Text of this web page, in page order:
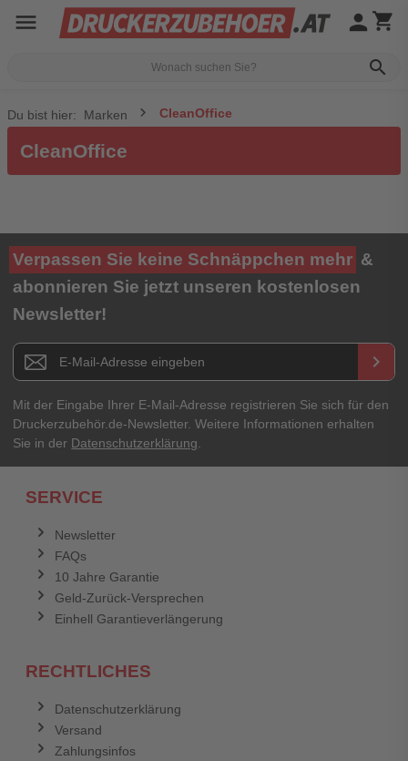
menu
search
person shopping_cart
Du bist hier: Marken CleanOffice
CleanOffice
Verpassen Sie keine Schnäppchen mehr &
abonnieren Sie jetzt unseren kostenlosen
Newsletter!
Newsletter E-Mail Adresse keyboard_arrow_right
Mit der Eingabe Ihrer E-Mail-Adresse registrieren Sie sich für den
Druckerzubehör.de-Newsletter. Weitere Informationen erhalten
Sie in der Datenschutzerklärung.
SERVICE
Newsletter
FAQs
10 Jahre Garantie
Geld-Zurück-Versprechen
Einhell Garantieverlängerung
RECHTLICHES
Datenschutzerklärung
Versand
Zahlungsinfos